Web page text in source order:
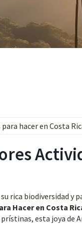
hacer en Costa
rica biodiversidad y
Hacer en Costa
esta joya de